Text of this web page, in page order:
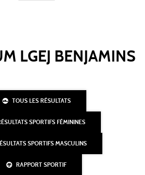
LGEJ BENJAMINS
TOUS LES RÉSULTATS
SPORTIFS FÉMININES
SPORTIFS MASCULINS
RAPPORT SPORTIF